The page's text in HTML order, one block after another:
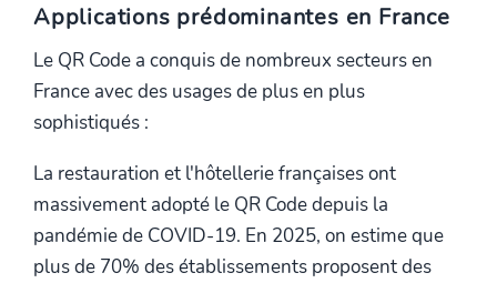
Applications prédominantes en France
Le QR Code a conquis de nombreux secteurs en
France avec des usages de plus en plus
sophistiqués :
La restauration et l'hôtellerie françaises ont
massivement adopté le QR Code depuis la
pandémie de COVID-19. En 2025, on estime que
plus de 70% des établissements proposent des